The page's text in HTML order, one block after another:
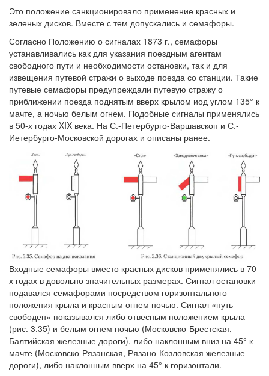
Это положение санкционировало применение красных и
зеленых дисков. Вместе с тем допускались и семафоры.
Согласно Положению о сигналах 1873 г., семафоры
устанавливались как для указания поездным агентам
свободного пути и необходимости остановки, так и для
извещения путевой стражи о выходе поезда со станции. Такие
путевые семафоры предупреждали путевую стражу о
приближении поезда поднятым вверх крылом иод углом 135° к
мачте, а ночью белым огнем. Подобные сигналы применялись
в 50-х годах XIX века. На С.-Петербурго-Варшавскоп и С.-
Иетербурго-Московской дорогах и описаны ранее.
Входные семафоры вместо красных дисков применялись в 70-
х годах в довольно значительных размерах. Сигнал остановки
подавался семафорами посредством горизонтального
положения крыла и красным огнем ночью. Сигнал «путь
свободен» показывался либо отвесным положением крыла
(рис. 3.35) и белым огнем ночью (Московско-Брестская,
Балтийская железные дороги), либо наклонным вниз на 45° к
мачте (Московско-Рязанская, Рязано-Козловская железные
дороги), либо наклонным вверх на 45° к горизонтали.